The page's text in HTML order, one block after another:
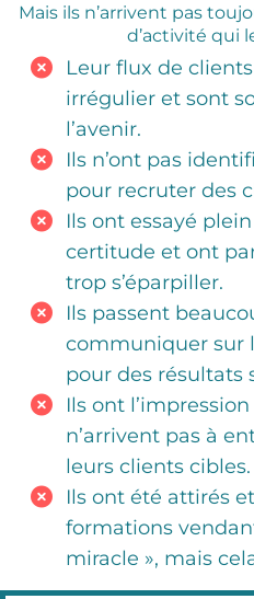
Mais ils n’arrivent pas
d’activité qui
Leur flux de
irrégulier et sont
l’avenir.
Ils n’ont pas
pour recruter des
Ils ont essayé
certitude et ont
trop s’éparpiller.
Ils passent
communiquer sur
pour des résultats
Ils ont
n’arrivent pas à
leurs clients cibles.
Ils ont été attirés
formations
miracle », mais